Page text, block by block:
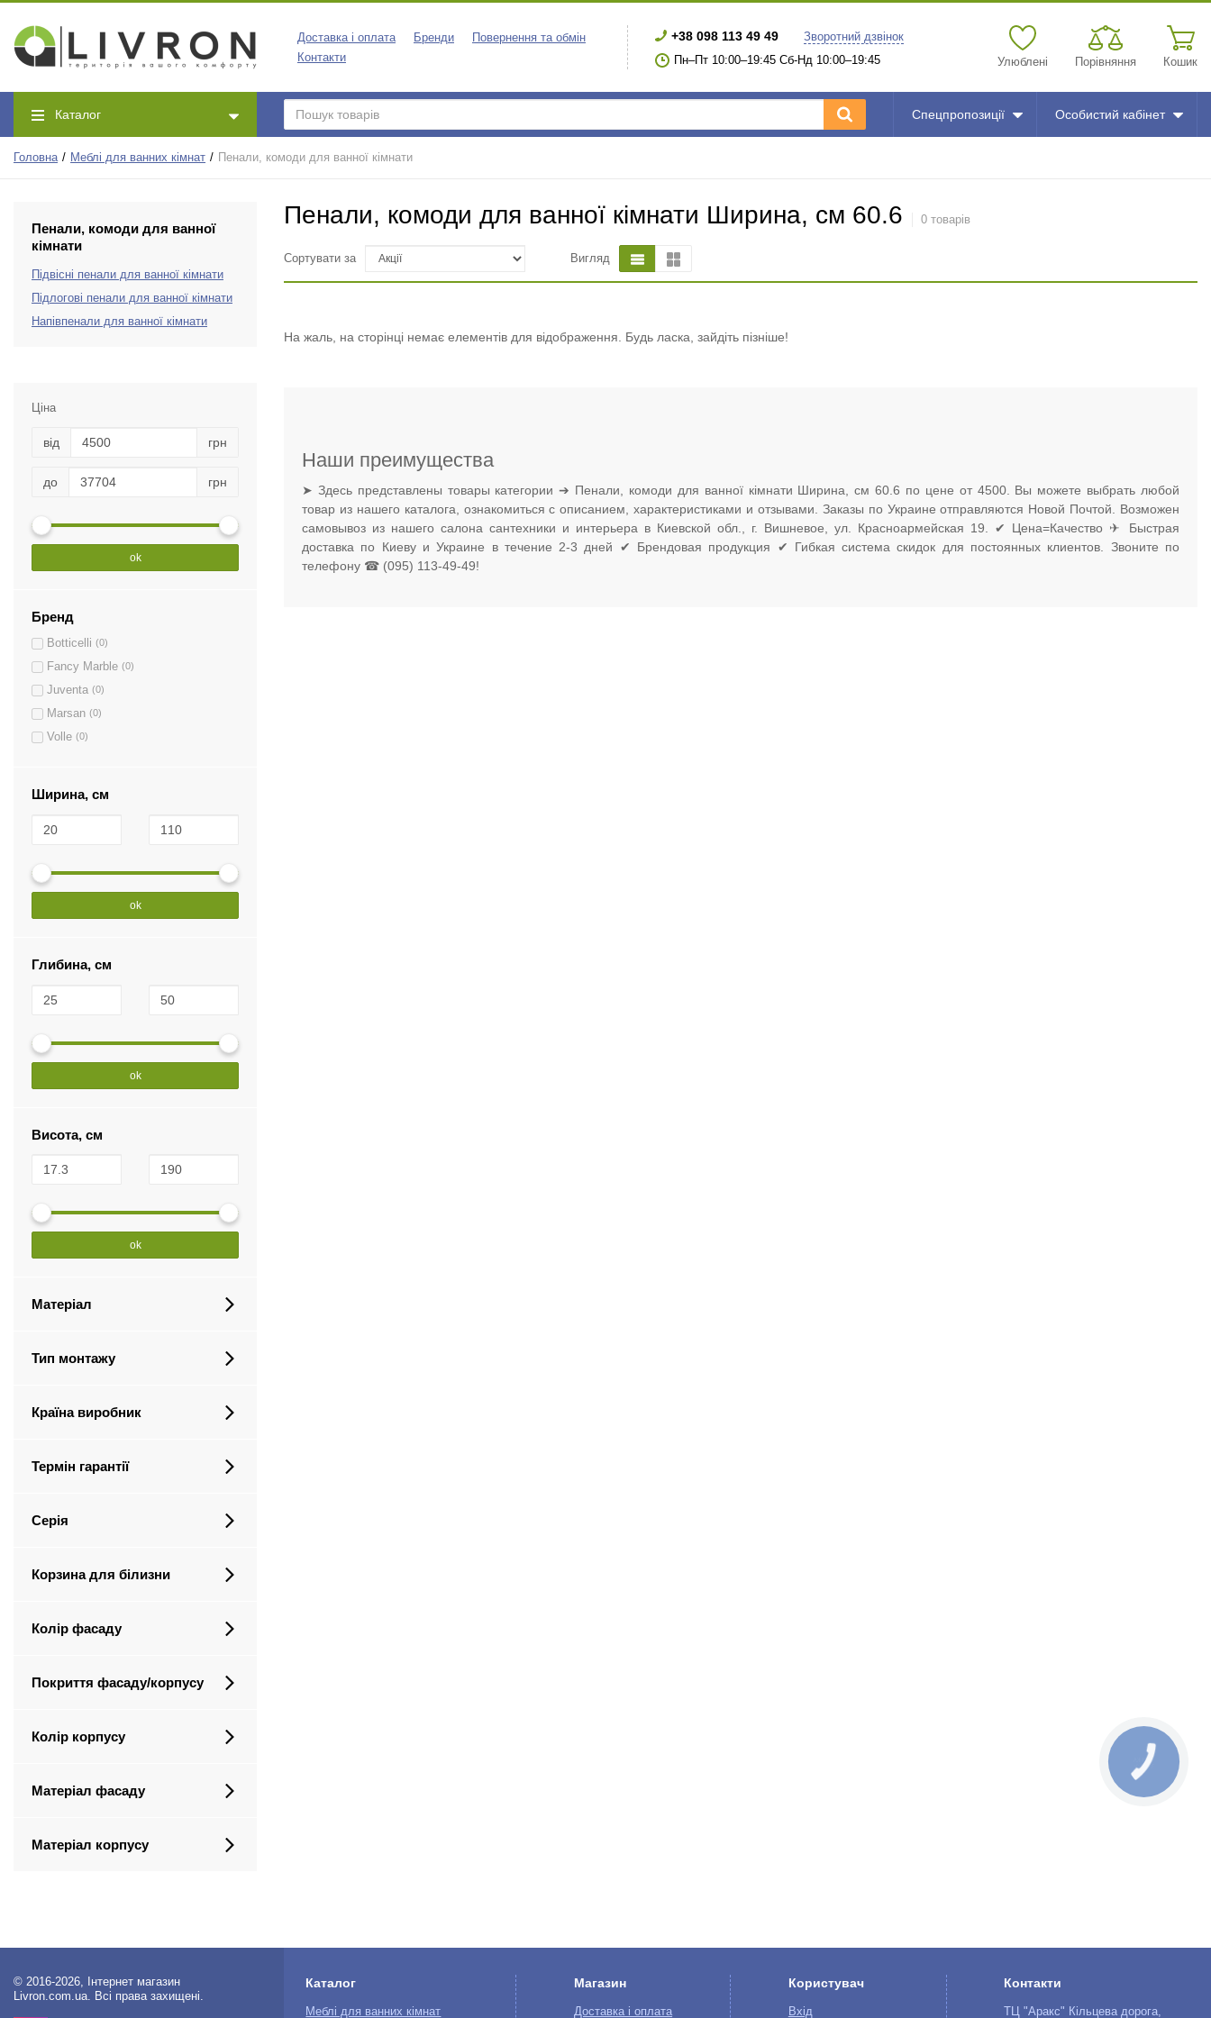
Доставка і оплата Бренди
Повернення та обмін
Контакти
+38 098 113 49 49
Зворотний дзвінок
Пн–Пт 10:00–19:45 Сб-Нд 10:00–19:45
Улюблені Порівняння Кошик
Каталог Спецпропозиції Особистий кабінет
Головна Меблі для ванних кімнат Пенали, комоди для ванної кімнати
Пенали, комоди для ванної
кімнати
Підвісні пенали для ванної кімнати
Підлогові пенали для ванної кімнати
Напівпенали для ванної кімнати
Ціна
від грн
до грн
ok
Бренд
Botticelli (0)
Fancy Marble (0)
Juventa (0)
Marsan (0)
Volle (0)
Ширина, см
ok
Глибина, см
ok
Висота, см
ok
Матеріал
Тип монтажу
Країна виробник
Термін гарантії
Серія
Корзина для білизни
Колір фасаду
Покриття фасаду/корпусу
Колір корпусу
Матеріал фасаду
Матеріал корпусу
Пенали, комоди для ванної кімнати Ширина, см 60.6 0 товарів
Сортувати за Вигляд
На жаль, на сторінці немає елементів для відображення. Будь ласка, зайдіть пізніше!
Наши преимущества
➤ Здесь представлены товары категории ➔ Пенали, комоди для ванної кімнати Ширина, см 60.6 по цене от 4500. Вы можете выбрать любой
товар из нашего каталога, ознакомиться с описанием, характеристиками и отзывами. Заказы по Украине отправляются Новой Почтой. Возможен
самовывоз из нашего салона сантехники и интерьера в Киевской обл., г. Вишневое, ул. Красноармейская 19. ✔ Цена=Качество ✈ Быстрая
доставка по Киеву и Украине в течение 2-3 дней ✔ Брендовая продукция ✔ Гибкая система скидок для постоянных клиентов. Звоните по
телефону ☎ (095) 113-49-49!
© 2016-2026, Інтернет магазин
Livron.com.ua. Всі права захищені.
Каталог
Меблі для ванних кімнат
Магазин
Доставка і оплата
Користувач
Вхід
Контакти
ТЦ "Аракс" Кільцева дорога,
КНОПКА
ЗВ'ЯЗКУ